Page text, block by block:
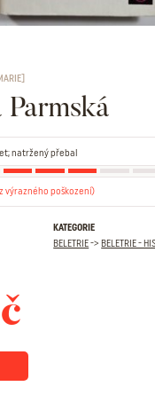
natržený přebal
výrazného poškození)
KATEGORIE
BELETRIE->BELETRIE -